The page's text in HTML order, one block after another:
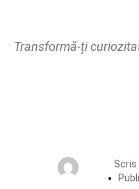
Transformă-ți
Scris